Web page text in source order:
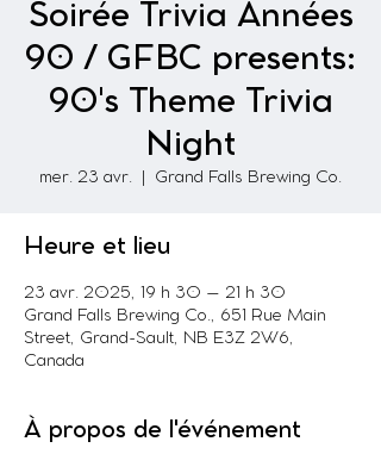
Soirée Trivia Années
90 / GFBC presents:
90's Theme Trivia
Night
mer. 23 avr. Grand Falls Brewing Co.
Heure et lieu
23 avr. 2025, 19 h 30 – 21 h 30
Grand Falls Brewing Co., 651 Rue Main
Street, Grand-Sault, NB E3Z 2W6,
Canada
À propos de l'événement